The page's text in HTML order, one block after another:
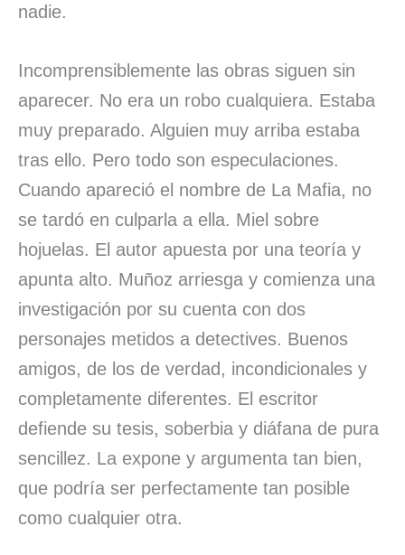
nadie.
Incomprensiblemente las obras siguen sin
aparecer. No era un robo cualquiera. Estaba
muy preparado. Alguien muy arriba estaba
tras ello. Pero todo son especulaciones.
Cuando apareció el nombre de La Mafia, no
se tardó en culparla a ella. Miel sobre
hojuelas. El autor apuesta por una teoría y
apunta alto. Muñoz arriesga y comienza una
investigación por su cuenta con dos
personajes metidos a detectives. Buenos
amigos, de los de verdad, incondicionales y
completamente diferentes. El escritor
defiende su tesis, soberbia y diáfana de pura
sencillez. La expone y argumenta tan bien,
que podría ser perfectamente tan posible
como cualquier otra.